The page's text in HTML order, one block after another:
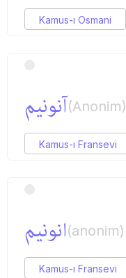
Kamus-ı Osmani
آنونیم(Anonim)
Kamus-ı Fransevi
انونیم(anonim)
Kamus-ı Fransevi